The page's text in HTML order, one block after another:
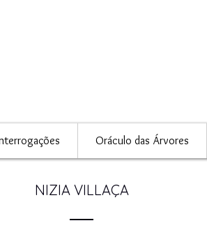
Oráculo das Árvores
NIZIA VILLAÇA